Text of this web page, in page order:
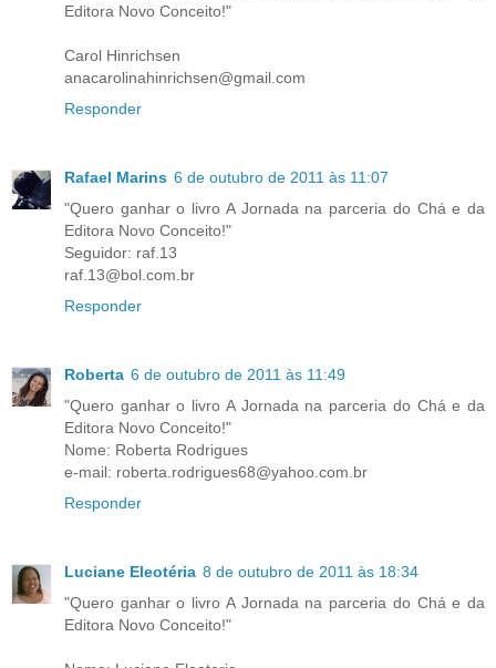
Editora Novo Conceito!"
Carol Hinrichsen
anacarolinahinrichsen@gmail.com
Responder
Rafael Marins 6 de outubro de 2011 às 11:07
"Quero ganhar o livro A Jornada na parceria do Chá e da
Editora Novo Conceito!"
Seguidor: raf.13
raf.13@bol.com.br
Responder
Roberta 6 de outubro de 2011 às 11:49
"Quero ganhar o livro A Jornada na parceria do Chá e da
Editora Novo Conceito!"
Nome: Roberta Rodrigues
e-mail: roberta.rodrigues68@yahoo.com.br
Responder
Luciane Eleotéria 8 de outubro de 2011 às 18:34
"Quero ganhar o livro A Jornada na parceria do Chá e da
Editora Novo Conceito!"